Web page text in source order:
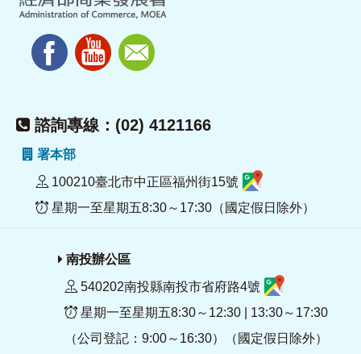
諮詢專線：(02) 4121166
署本部
100210臺北市中正區福州街15號
星期一至星期五8:30～17:30（國定假日除外）
南投辦公區
540202南投縣南投市省府路4號
星期一至星期五8:30～12:30 | 13:30～17:30
（公司登記：9:00～16:30）（國定假日除外）